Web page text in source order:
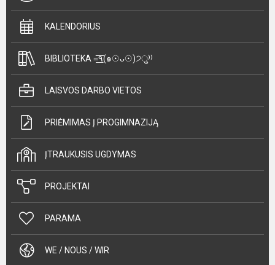
KALENDORIUS
BIBLIOTEKA =͟͟͞͞٩(๑☉ᴗ☉)੭ु⁾⁾
LAISVOS DARBO VIETOS
PRIĖMIMAS Į PROGIMNAZIJĄ
ĮTRAUKUSIS UGDYMAS
PROJEKTAI
PARAMA
WE / NOUS / WIR